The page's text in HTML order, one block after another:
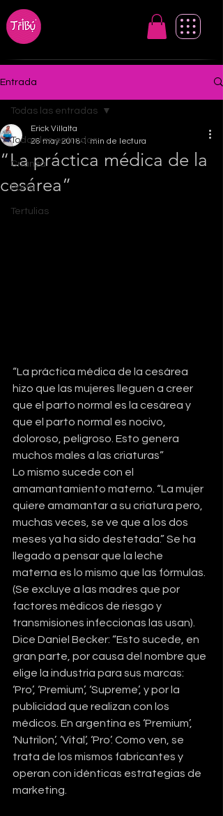
Entrada
Todas las entradas
Crianza
Parto
Tertulias
Todas las entradas
“La práctica médica de la
cesárea”
Erick Villalta
26 may 2018 1 min de lectura
“La práctica médica de la cesárea
hizo que las mujeres lleguen a creer
que el parto normal es la cesárea y
que el parto normal es nocivo,
doloroso, peligroso. Esto genera
muchos males a las criaturas”
Lo mismo sucede con el
amamantamiento materno. “La mujer
quiere amamantar a su criatura pero,
muchas veces, se ve que a los dos
meses ya ha sido destetada.” Se ha
llegado a pensar que la leche
materna es lo mismo que las fórmulas.
(Se excluye a las madres que por
factores médicos de riesgo y
transmisiones infeccionas las usan).
Dice Daniel Becker: “Esto sucede, en
gran parte, por causa del nombre que
elige la industria para sus marcas:
‘Pro’, ‘Premium’, ‘Supreme’, y por la
publicidad que realizan con los
médicos. En argentina es ‘Premium’,
‘Nutrilon’, ‘Vital’, ‘Pro’. Como ven, se
trata de los mismos fabricantes y
operan con idénticas estrategias de
marketing.